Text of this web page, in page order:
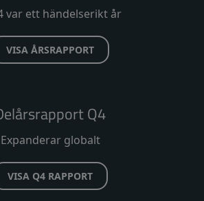
var ett händelserikt år
VISA ÅRSRAPPORT
Q4
Expanderar globalt
VISA Q4 RAPPORT